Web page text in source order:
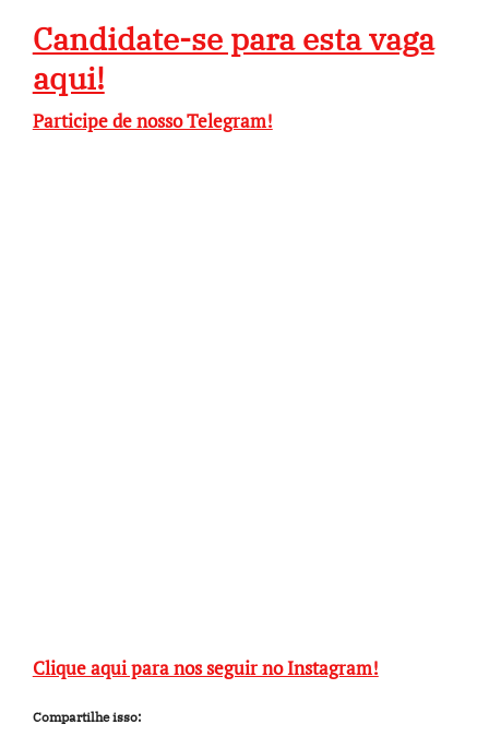
Candidate-se para esta vaga
aqui!
Participe de nosso Telegram!
Clique aqui para nos seguir no Instagram!
Compartilhe isso: